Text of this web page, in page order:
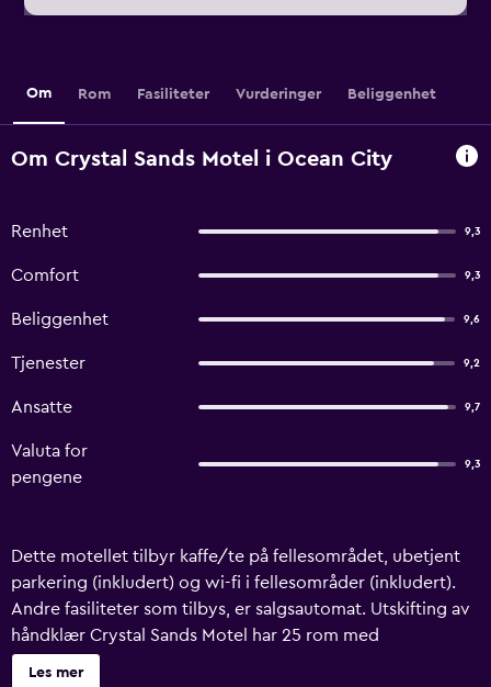
Om Rom Fasiliteter Vurderinger Beliggenhet
Om Crystal Sands Motel i Ocean City
Renhet 9,3
Comfort 9,3
Beliggenhet 9,6
Tjenester 9,2
Ansatte 9,7
Valuta for
pengene
9,3
Dette motellet tilbyr kaffe/te på fellesområdet, ubetjent
parkering (inkludert) og wi-fi i fellesområder (inkludert).
Andre fasiliteter som tilbys, er salgsautomat. Utskifting av
håndklær Crystal Sands Motel har 25 rom med
airconditioning, hårføner og toalettartikler (inkludert).
Les mer